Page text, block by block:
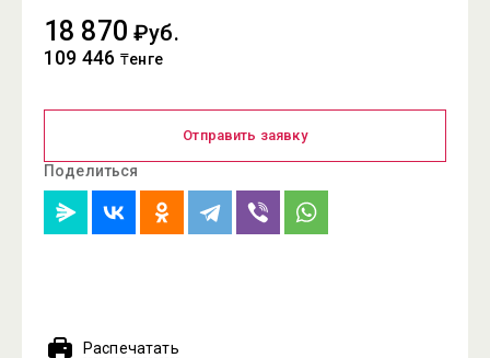
18 870 ₽уб.
109 446 ₸енге
Отправить заявку
Поделиться
Распечатать